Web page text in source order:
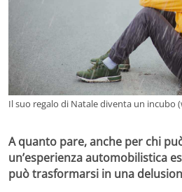
Il suo regalo di Natale diventa un incubo
A quanto pare, anche per chi
un’esperienza automobilistica
può trasformarsi in una